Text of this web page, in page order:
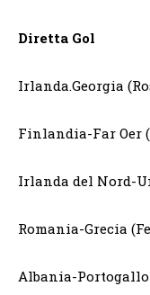
Diretta Gol
Irlanda.Georgia
Finlandia-Far Oer
Irlanda del Nord-
Romania-Grecia
Albania-